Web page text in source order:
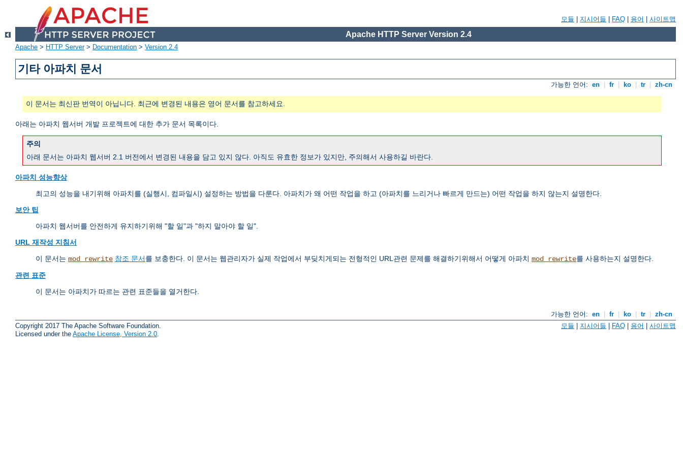
모듈 지시어들 FAQ 용어 사이트맵
Apache HTTP Server Version 2.4
Apache > HTTP Server> Documentation > Version 2.4
기타 아파치 문서
가능한 언어: en fr ko tr zh-cn
이 문서는 최신판 번역이 아닙니다. 최근에 변경된 내용은 영어 문서를 참고하세요.
아래는 아파치 웹서버 개발 프로젝트에 대한 추가 문서 목록이다.
주의
아래 문서는 아파치 웹서버 2.1 버전에서 변경된 내용을 담고 있지 않다. 아직도 유효한 정보가 있지만, 주의해서 사용하길 바란다.
아파치 성능향상
최고의 성능을 내기위해 아파치를 (실행시, 컴파일시) 설정하는 방법을 다룬다. 아파치가 왜 어떤 작업을 하고 (아파치를 느리거나 빠르게 만드는) 어떤 작업을 하지 않는지 설명한다.
보안 팁
아파치 웹서버를 안전하게 유지하기위해 "할 일"과 "하지 말아야 할 일".
URL 재작성 지침서
이 문서는 mod_rewrite 참조 문서를 보충한다. 이 문서는 웹관리자가 실제 작업에서 부딪치게되는 전형적인 URL관련 문제를 해결하기위해서 어떻게 아파치 mod_rewrite를 사용하는지 설명한다.
관련 표준
이 문서는 아파치가 따르는 관련 표준들을 열거한다.
가능한 언어: en fr ko tr
zh-cn
Copyright 2017 The Apache Software Foundation.
Licensed under the Apache License, Version 2.0
모듈 | 지시어들 | FAQ | 용어 | 사이트맵